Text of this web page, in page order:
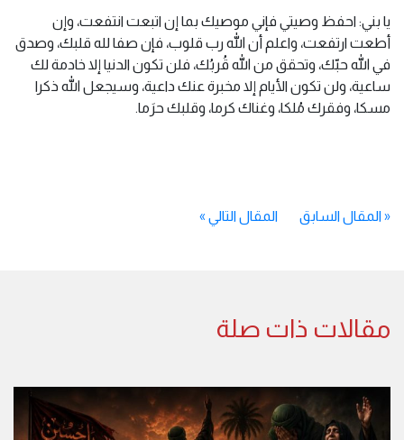
يا بني: احفظ وصيتي فإني موصيك بما إن اتبعت انتفعت، وإن
أطعت ارتفعت، واعلم أن الله رب قلوب، فإن صفا لله قلبك، وصدق
في الله حبّك، وتحقق من الله قُربُك، فلن تكون الدنيا إلا خادمة لك
ساعية، ولن تكون الأيام إلا مخبرة عنك داعية، وسيجعل الله ذكرا
مسكا، وفقرك مُلكا، وغناك كرما، وقلبك حرَما.
«المقال السابق المقال التالي »
مقالات ذات صلة